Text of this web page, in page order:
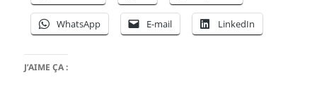
WhatsApp E-mail LinkedIn
J’AIME ÇA :